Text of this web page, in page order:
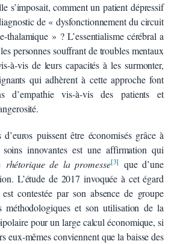
s’imposait, comment un patient dépressif
de « dysfonctionnement du circuit
thalamique » ? L’essentialisme cérébral a
personnes souffrant de troubles mentaux
à-vis de leurs capacités à les surmonter,
qui adhèrent à cette approche font
d’empathie vis-à-vis des patients et
puissent être économisés grâce à
soins innovantes est une affirmation qui
rhétorique de la promesse[3]
que d’une
L’étude de 2017 invoquée à cet égard
contestée par son absence de groupe
méthodologiques et son utilisation de la
pour un large calcul économique, si
eux-mêmes conviennent que la baisse des